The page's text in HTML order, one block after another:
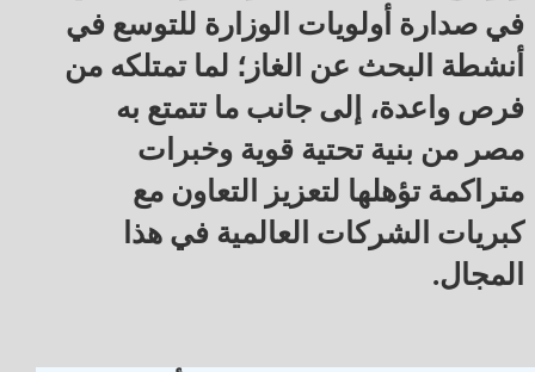
في صدارة أولويات الوزارة للتوسع في
أنشطة البحث عن الغاز؛ لما تمتلكه من
فرص واعدة، إلى جانب ما تتمتع به
مصر من بنية تحتية قوية وخبرات
متراكمة تؤهلها لتعزيز التعاون مع
كبريات الشركات العالمية في هذا
المجال.